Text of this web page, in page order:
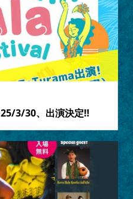
3/30、出演決定‼